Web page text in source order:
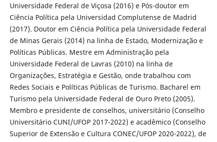
Universidade Federal de Viçosa (2016) e Pós-doutor em
Ciência Política pela Universidad Complutense de Madrid
(2017). Doutor em Ciência Política pela Universidade Federal
de Minas Gerais (2014) na linha de Estado, Modernização e
Políticas Públicas. Mestre em Administração pela
Universidade Federal de Lavras (2010) na linha de
Organizações, Estratégia e Gestão, onde trabalhou com
Redes Sociais e Políticas Públicas de Turismo. Bacharel em
Turismo pela Universidade Federal de Ouro Preto (2005).
Membro e presidente de conselhos, universitário (Conselho
Universitário CUNI/UFOP 2017-2022) e acadêmico (Conselho
Superior de Extensão e Cultura CONEC/UFOP 2020-2022), de